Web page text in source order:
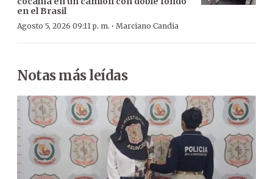
en el Brasil
Agosto 5, 2026 09:11 p. m. · Marciano Candia
Notas más leídas